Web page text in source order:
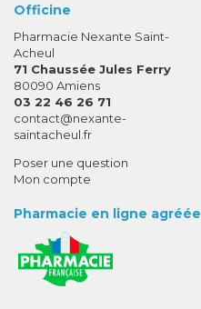
Officine
Pharmacie Nexante Saint-
Acheul
71 Chaussée Jules Ferry
80090 Amiens
03 22 46 26 71
contact-
@-
nexante-
saintacheul.fr
Poser une question
Mon compte
Pharmacie en ligne agréée